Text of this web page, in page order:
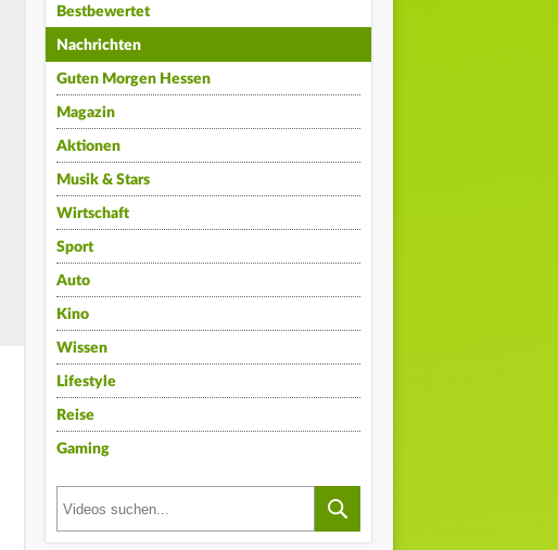
Bestbewertet
Nachrichten
Guten Morgen Hessen
Magazin
Aktionen
Musik & Stars
Wirtschaft
Sport
Auto
Kino
Wissen
Lifestyle
Reise
Gaming